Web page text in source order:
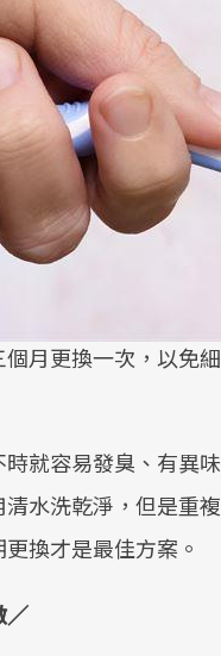
月更換一次，以免
就容易發臭、有異
水洗乾淨，但是重
換才是最佳方案。
／